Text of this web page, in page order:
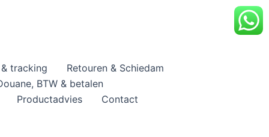
tracking
Retouren & Schiedam
BTW & betalen
Productadvies
Contact